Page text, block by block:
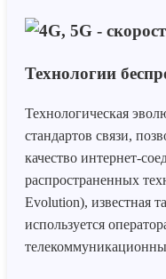
Технологии
Технологическая
стандартов связи,
качество интернет-
распространенных
Evolution), известная
используется